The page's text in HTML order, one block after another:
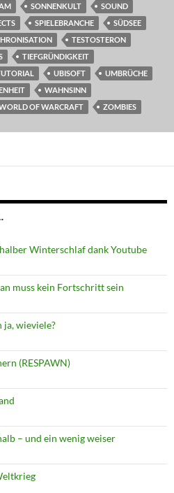
SONNENKULT
SOUND
SPIELEBRANCHE
SÜDSEE
TESTOSTERON
TIEFGRÜNDIGKEIT
UBISOFT
UMBRÜCHE
WAHNSINN
OF WARCRAFT
ZOMBIES
halber Winterschlaf dank Youtube
muss kein Fortschritt sein
ja, wieviele?
(RESPAWN)
– und ein wenig weiser